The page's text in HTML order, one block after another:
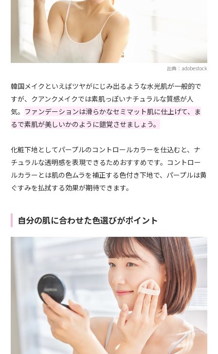
出典：adobestock
韓国メイクといえばツヤがにじみ出るような水光肌が一般的で
すが、クアンクメイクでは素肌っぽいナチュラルな質感が人
気。 ファンデーションは滑らかなセミマット肌に仕上げて、ま
るで素肌が美しいかのように錯覚させましょう。
化粧下地としてパープルのコントロールカラーを仕込むと、ナ
チュラルな透明感を表現できるためおすすめです。コントロー
ルカラーとは肌の色ムラを補正する色付き下地で、パープルは黄
ぐすみを払拭する効果が期待できます。
自分の肌に合わせた色選びがポイント